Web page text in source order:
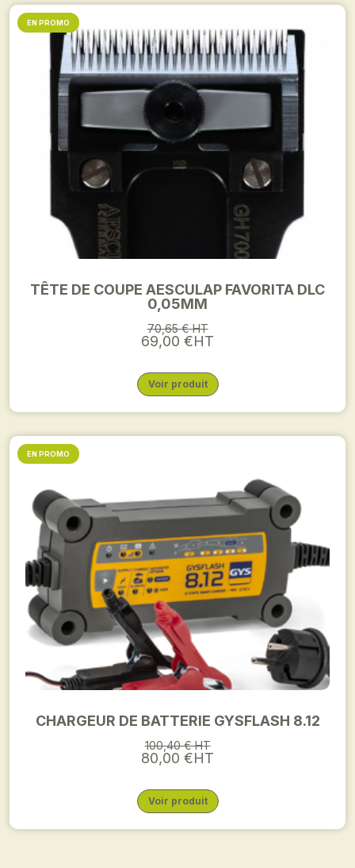
TÊTE DE COUPE AESCULAP FAVORITA DLC
0,05MM
70,65 € HT
69,00 €HT
Voir produit
EN PROMO
CHARGEUR DE BATTERIE GYSFLASH 8.12
100,40 € HT
80,00 €HT
Voir produit
EN PROMO